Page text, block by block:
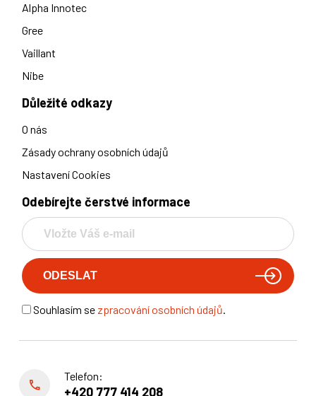
Alpha Innotec
Gree
Vaillant
Nibe
Důležité odkazy
O nás
Zásady ochrany osobních údajů
Nastavení Cookies
Odebírejte čerstvé informace
Souhlasím se zpracování osobních údajů.
Telefon:
+420 777 414 208